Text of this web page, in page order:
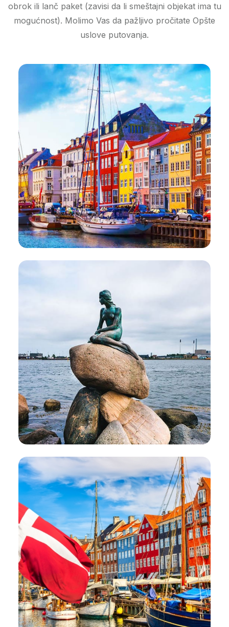
obrok ili lanč paket (zavisi da li smeštajni objekat ima tu
mogućnost). Molimo Vas da pažljivo pročitate Opšte
uslove putovanja.